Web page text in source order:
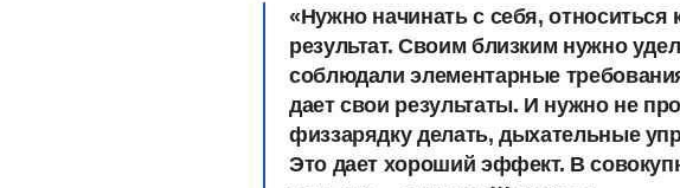
«Нужно начинать с себя, относиться
результат. Своим близким нужно
соблюдали элементарные
дает свои результаты. И нужно не
физзарядку делать, дыхательные
Это дает хороший эффект. В